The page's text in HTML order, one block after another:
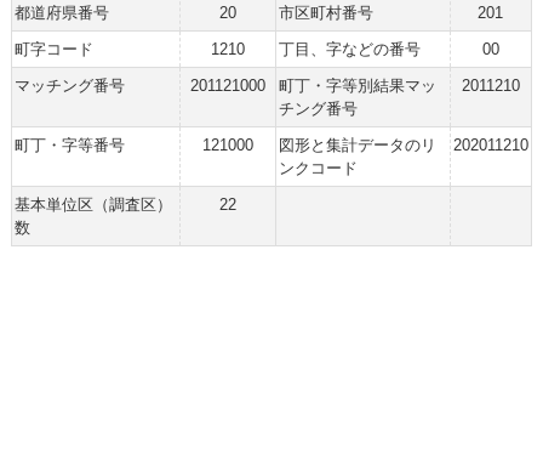
都道府県番号 20 市区町村番号
201
町字コード
1210 丁目、字などの番号
00
マッチング番号
201121000
町丁・字等別結果マッ
チング番号
2011210
町丁・字等番号 121000
図形と集計データのリ
ンクコード
202011210
基本単位区（調査区）
数
22